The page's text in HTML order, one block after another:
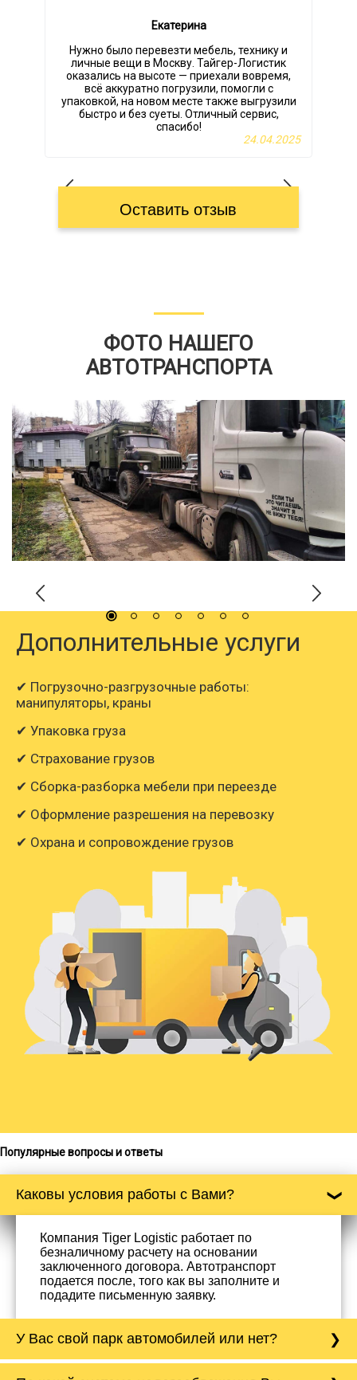
Екатерина
Нужно было перевезти мебель, технику и
личные вещи в Москву. Тайгер-Логистик
оказались на высоте — приехали вовремя,
всё аккуратно погрузили, помогли с
упаковкой, на новом месте также выгрузили
быстро и без суеты. Отличный сервис,
спасибо!
24.04.2025
Оставить отзыв
ФОТО НАШЕГО
АВТОТРАНСПОРТА
Дополнительные услуги
✔ Погрузочно-разгрузочные работы:
манипуляторы, краны
✔ Упаковка груза
✔ Страхование грузов
✔ Сборка-разборка мебели при переезде
✔ Оформление разрешения на перевозку
✔ Охрана и сопровождение грузов
Популярные вопросы и ответы
Каковы условия работы с Вами?
Компания Tiger Logistic работает по
безналичному расчету на основании
заключенного договора. Автотранспорт
подается после, того как вы заполните и
подадите письменную заявку.
У Вас свой парк автомобилей или нет?